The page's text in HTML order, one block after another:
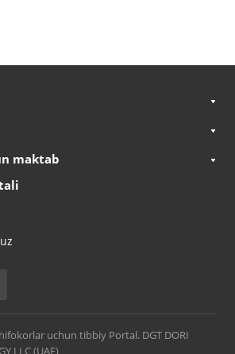
maktab
uchun tibbiy Portal. DGT DORI
LLC (UAE)